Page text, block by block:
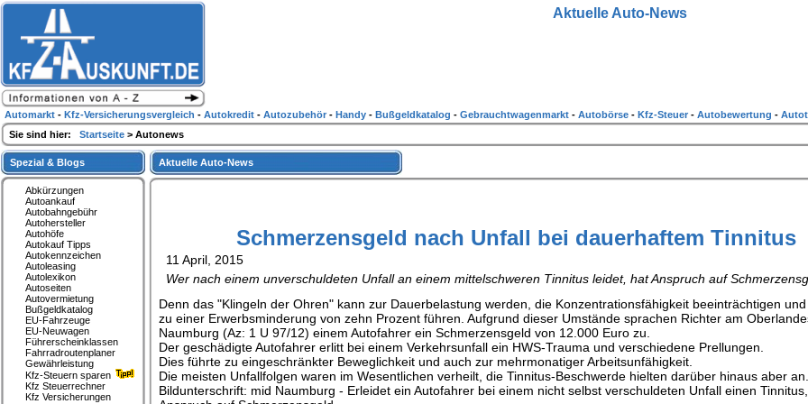
Aktuelle Auto-News
Schmerzensgeld nach Unfall bei dauerhaftem Tinnitus
11 April, 2015
Wer nach einem unverschuldeten Unfall an einem mittelschweren Tinnitus leidet, hat Anspruch auf
Denn das "Klingeln der Ohren" kann zur Dauerbelastung werden, die Konzentrationsfähigkeit beeinträchtigen
zu einer Erwerbsminderung von zehn Prozent führen. Aufgrund dieser Umstände sprachen Richter am
Naumburg (Az: 1 U 97/12) einem Autofahrer ein Schmerzensgeld von 12.000 Euro zu.
Der geschädigte Autofahrer erlitt bei einem Verkehrsunfall ein HWS-Trauma und verschiedene Prellungen.
Dies führte zu eingeschränkter Beweglichkeit und auch zur mehrmonatiger Arbeitsunfähigkeit.
Die meisten Unfallfolgen waren im Wesentlichen verheilt, die Tinnitus-Beschwerde hielten darüber hinaus aber
Bildunterschrift: mid Naumburg - Erleidet ein Autofahrer bei einem nicht selbst verschuldeten Unfall einen
Spezial & Blogs
Abkürzungen
Autoankauf
Autobahngebühr
Autohersteller
Autohöfe
Autokauf Tipps
Autokennzeichen
Autoleasing
Autolexikon
Autoseiten
Autovermietung
Bußgeldkatalog
EU-Fahrzeuge
EU-Neuwagen
Führerscheinklassen
Fahrradroutenplaner
Gewährleistung
Kfz-Steuern sparen
Kfz Steuerrechner
Kfz Versicherungen
Aktuelle Auto-News
Automarkt - Kfz-Versicherungsvergleich - Autokredit - Autozubehör - Handy - Bußgeldkatalog - Gebrauchtwagenmarkt - Autobörse - Kfz-Steuer - Autobewertung -
Sie sind hier: Startseite > Autonews